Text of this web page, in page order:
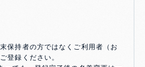
保持者の方ではなくご利用者（お
登録ください。